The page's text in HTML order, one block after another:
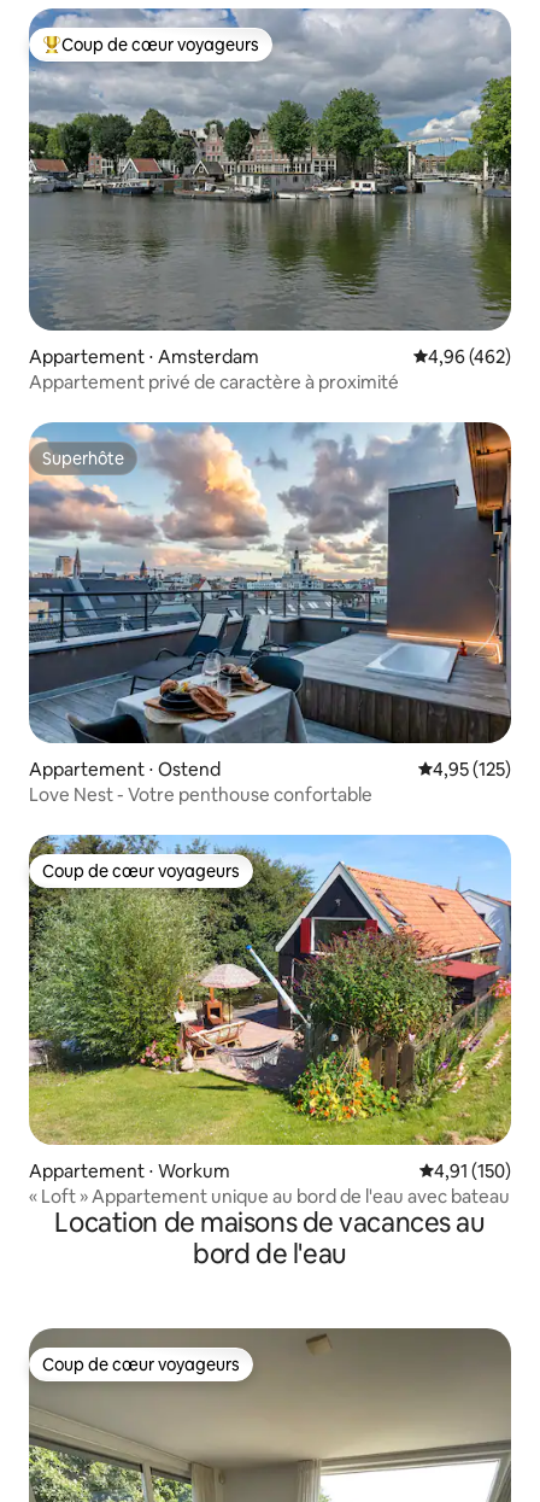
Coups de cœur voyageurs les plus appréciés
Coup de cœur voyageurs
Appartement ⋅ Amsterdam Évaluation
4,96 (462)
Appartement privé de caractère à proximité
Superhôte
Superhôte
Appartement ⋅ Ostend Évaluation
4,95 (125)
Love Nest - Votre penthouse confortable
Coup de cœur voyageurs
Coup de cœur voyageurs
Appartement ⋅ Workum Évaluation
4,91 (150)
« Loft » Appartement unique au bord de l'eau avec bateau
Location de maisons de vacances au
bord de l'eau
Coup de cœur voyageurs
Coup de cœur voyageurs